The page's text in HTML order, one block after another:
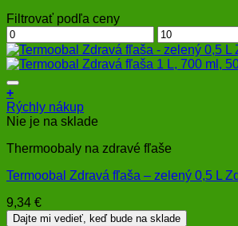
Filtrovať podľa ceny
Minimálna
cena
Maximálna
cena
+
Rýchly nákup
Nie je na sklade
Thermoobaly na zdravé fľaše
Termoobal Zdravá fľaša – zelený 0,5 L
9,34 €
Dajte mi vedieť, keď bude na sklade